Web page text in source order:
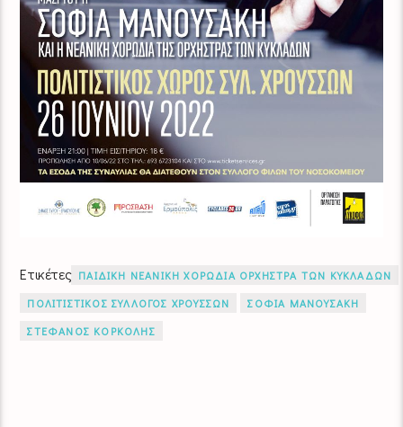
Ετικέτες ΠΑΙΔΙΚΗ ΝΕΑΝΙΚΗ ΧΟΡΩΔΙΑ ΟΡΧΗΣΤΡΑ ΤΩΝ ΚΥΚΛΑΔΩΝ
ΠΟΛΙΤΙΣΤΙΚΟΣ ΣΥΛΛΟΓΟΣ ΧΡΟΥΣΣΩΝ
ΣΟΦΙΑ ΜΑΝΟΥΣΑΚΗ
ΣΤΕΦΑΝΟΣ ΚΟΡΚΟΛΗΣ